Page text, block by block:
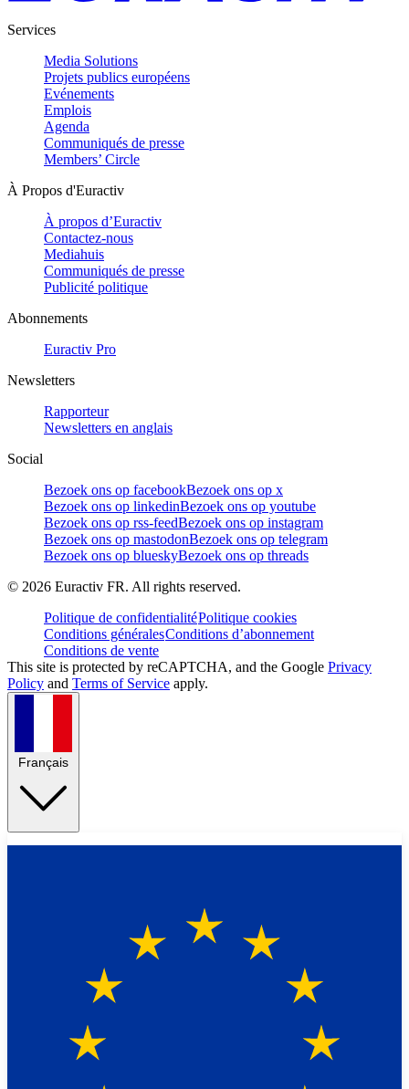
Services
Media Solutions
Projets publics européens
Evénements
Emplois
Agenda
Communiqués de presse
Members’ Circle
À Propos d'Euractiv
À propos d’Euractiv
Contactez-nous
Mediahuis
Communiqués de presse
Publicité politique
Abonnements
Euractiv Pro
Newsletters
Rapporteur
Newsletters en anglais
Social
Bezoek ons op facebookBezoek ons op x
Bezoek ons op linkedinBezoek ons op youtube
Bezoek ons op rss-feedBezoek ons op instagram
Bezoek ons op mastodonBezoek ons op telegram
Bezoek ons op blueskyBezoek ons op threads
© 2026 Euractiv FR. All rights reserved.
Politique de confidentialitéPolitique cookies
Conditions généralesConditions d’abonnement
Conditions de vente
This site is protected by reCAPTCHA, and the Google Privacy
Policy and Terms of Service apply.
Français